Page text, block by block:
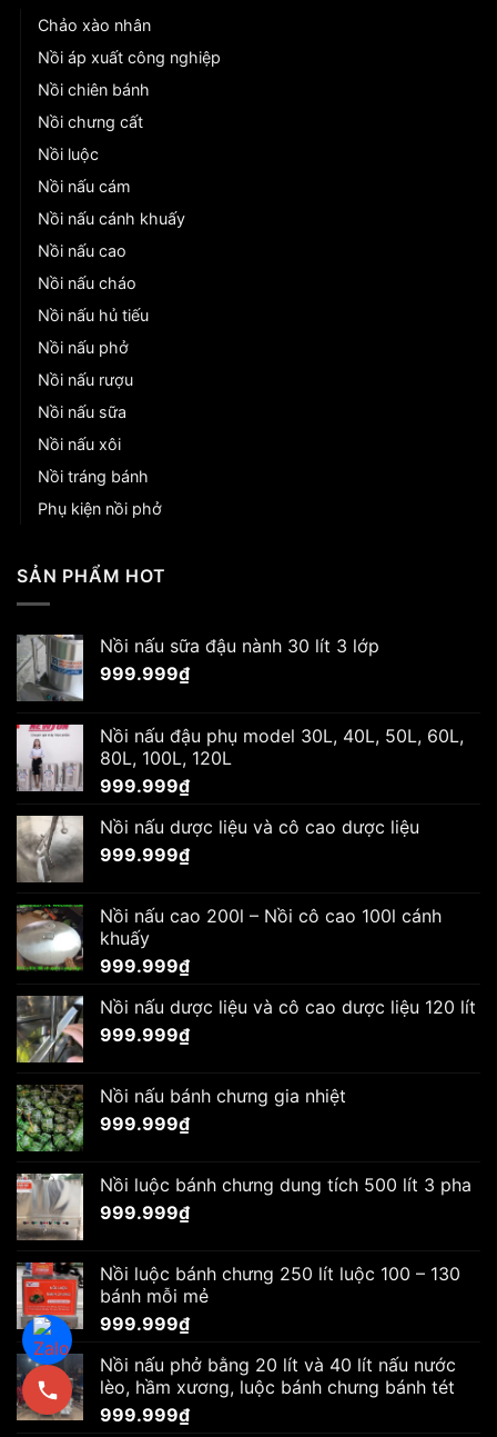
Chảo xào nhân
Nồi áp xuất công nghiệp
Nồi chiên bánh
Nồi chưng cất
Nồi luộc
Nồi nấu cám
Nồi nấu cánh khuấy
Nồi nấu cao
Nồi nấu cháo
Nồi nấu hủ tiếu
Nồi nấu phở
Nồi nấu rượu
Nồi nấu sữa
Nồi nấu xôi
Nồi tráng bánh
Phụ kiện nồi phở
SẢN PHẨM HOT
Nồi nấu sữa đậu nành 30 lít 3 lớp
999.999₫
Nồi nấu đậu phụ model 30L, 40L, 50L, 60L,
80L, 100L, 120L
999.999₫
Nồi nấu dược liệu và cô cao dược liệu
999.999₫
Nồi nấu cao 200l – Nồi cô cao 100l cánh
khuấy
999.999₫
Nồi nấu dược liệu và cô cao dược liệu 120 lít
999.999₫
Nồi nấu bánh chưng gia nhiệt
999.999₫
Nồi luộc bánh chưng dung tích 500 lít 3 pha
999.999₫
Nồi luộc bánh chưng 250 lít luộc 100 – 130
bánh mỗi mẻ
999.999₫
Nồi nấu phở bằng 20 lít và 40 lít nấu nước
lèo, hầm xương, luộc bánh chưng bánh tét
999.999₫